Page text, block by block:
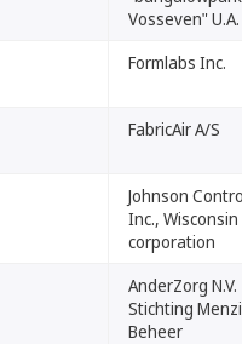
Vosseven" U.A.
Formlabs Inc.
FabricAir A/S
Johnson
Inc., Wisconsin
corporation
AnderZorg N.V.
Stichting
Beheer